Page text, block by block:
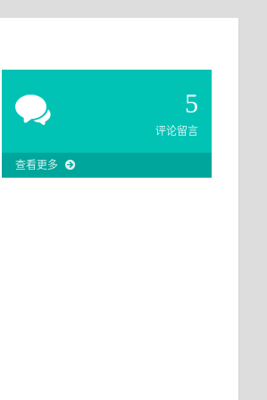
5
评论留言
查看更多